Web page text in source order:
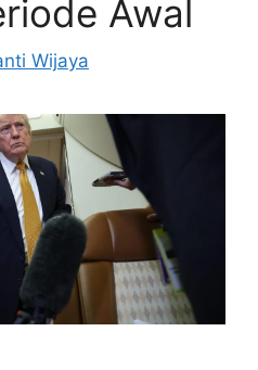
Awal
Wijaya